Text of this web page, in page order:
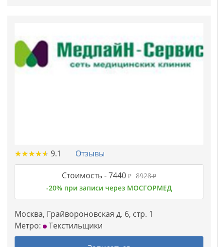
★★★★★
★★★★★ 9.1 Отзывы
Стоимость -7440 ₽ 8928₽
-20% при записи через МОСГОРМЕД
Москва, Грайвороновская д. 6, стр. 1
Метро:
Текстильщики